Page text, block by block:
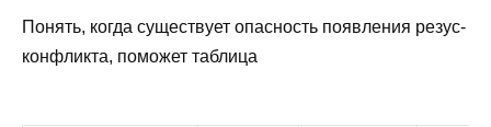
Понять, когда существует опасность появления резус-
конфликта, поможет таблица